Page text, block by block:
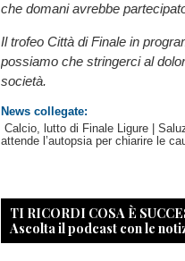
che domani avrebbe
Il trofeo Città di Finale in
possiamo che stringerci al
società.
News collegate:
Calcio, lutto di Finale Ligure |
attende l’autopsia per chiarire le
TI RICORDI COSA È
Ascolta il podcast con le